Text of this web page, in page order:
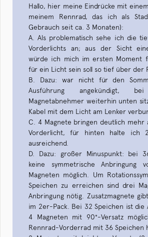
Hallo, hier meine Eindrücke mit
meinem Rennrad, das ich als
Gebrauch seit ca. 3 Monaten):
A. Als problematisch sehe ich die
Vorderlichts an; aus der Sicht
würde ich mich im ersten Moment
für ein Licht sein soll so tief über der
B. Dazu: war nicht für den
Ausführung angekündigt,
Magnetabnehmer weiterhin unten
Kabel mit dem Licht am Lenker
C. 4 Magnete bringen deutlich mehr
Vorderlicht, für hinten halte ich
ausreichend.
D. Dazu: großer Minuspunkt: bei
keine symmetrische
Magneten möglich. Um
Speichen zu erreichen sind drei
Anbringung nötig. Zusatzmagnete
im 2er-Pack. Bei 32 Speichen ist die
4 Magneten mit 90°-Versatz
Rennrad-Vorderrad mit 36 Speichen